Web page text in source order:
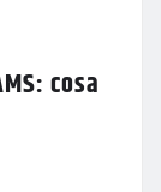
cosa